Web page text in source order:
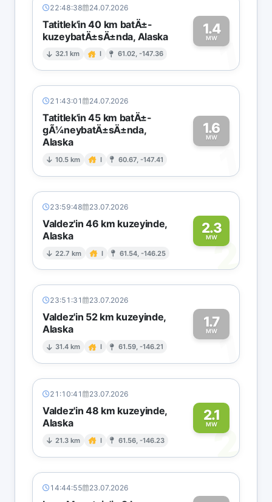
22:48:38 24.07.2026
Tatitlek'in 40 km batÄ±-
kuzeybatÄ±sÄ±nda, Alaska
32.1 km I 61.02, -147.36
1.4
MW1
21:43:01 24.07.2026
Tatitlek'in 45 km batÄ±-
gÃ¼neybatÄ±sÄ±nda,
Alaska
10.5 km I 60.67, -147.41
1.6
MW
1
23:59:48 23.07.2026
Valdez'in 46 km kuzeyinde,
Alaska
22.7 km I 61.54, -146.25
2.3
MW2
23:51:31 23.07.2026
Valdez'in 52 km kuzeyinde,
Alaska
31.4 km I 61.59, -146.21
1.7
MW1
21:10:41 23.07.2026
Valdez'in 48 km kuzeyinde,
Alaska
21.3 km I 61.56, -146.23
2.1
MW2
14:44:55 23.07.2026